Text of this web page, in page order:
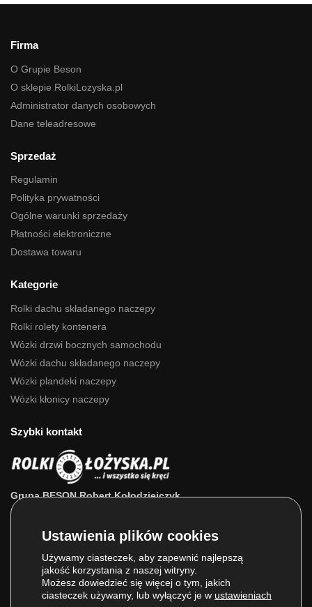
Firma
O Grupie Beson
O sklepie RolkiLozyska.pl
Administrator danych osobowych
Dane teleadresowe
Sprzedaż
Regulamin
Polityka prywatności
Ogólne warunki sprzedaży
Płatności elektroniczne
Dostawa towaru
Kategorie
Rolki dachu składanego naczepy
Rolki rolety kontenera
Wózki drzwi bocznych samochodu
Wózki dachu składanego naczepy
Wózki plandeki naczepy
Wózki kłonicy naczepy
Szybki kontakt
Grupa BESON Robert Kołodziejczyk
ul. Powstańców Wlkp. 63a
E-mail:sklep@rolkilozyska.pl
Używamy ciasteczek, aby zapewnić najlepszą
jakość korzystania z naszej witryny.
Możesz dowiedzieć się więcej o tym, jakich
ciasteczek używamy, lub wyłączyć je w ustawieniach